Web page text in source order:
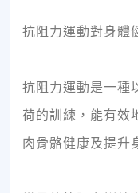
抗阻力運動對身體
抗阻力運動是一種
荷的訓練，能有效
肉骨骼健康及提升